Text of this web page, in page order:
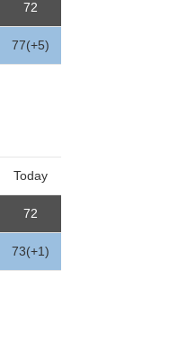
72
77(+5)
Today
72
73(+1)